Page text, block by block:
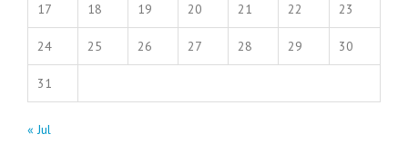
17 18 19 20 21 22 23
24 25 26 27 28 29 30
31
« Jul